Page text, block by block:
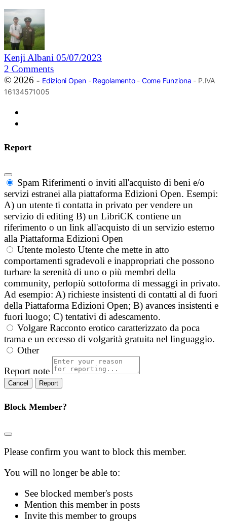
Kenji Albani 05/07/2023
2 Comments
© 2026 - Edizioni Open- Regolamento- Come Funziona - P.IVA
16134571005
Report
Spam Riferimenti o inviti all'acquisto di beni e/o
servizi estranei alla piattaforma Edizioni Open. Esempi:
A) un utente ti contatta in privato per vendere un
servizio di editing B) un LibriCK contiene un
riferimento o un link all'acquisto di un servizio esterno
alla Piattaforma Edizioni Open
Utente molesto Utente che mette in atto
comportamenti sgradevoli e inappropriati che possono
turbare la serenità di uno o più membri della
community, perlopiù sottoforma di messaggi in privato.
Ad esempio: A) richieste insistenti di contatti al di fuori
della Piattaforma Edizioni Open; B) avances insistenti e
fuori luogo; C) tentativi di adescamento.
Volgare Racconto erotico caratterizzato da poca
trama e un eccesso di volgarità gratuita nel linguaggio.
Other
Report note
Report
Block Member?
Please confirm you want to block this member.
You will no longer be able to:
See blocked member's posts
Mention this member in posts
Invite this member to groups